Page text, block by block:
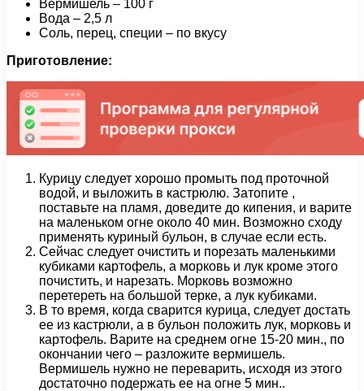
Вермишель – 100 г
Вода – 2,5 л
Соль, перец, специи – по вкусу
Приготовление:
Курицу следует хорошо промыть под проточной
водой, и выложить в кастрюлю. Затопите ,
поставьте на пламя, доведите до кипения, и варите
на маленьком огне около 40 мин. Возможно сходу
применять куриный бульон, в случае если есть.
Сейчас следует очистить и порезать маленькими
кубиками картофель, а морковь и лук кроме этого
почистить, и нарезать. Морковь возможно
перетереть на большой терке, а лук кубиками.
В то время, когда сварится курица, следует достать
ее из кастрюли, а в бульон положить лук, морковь и
картофель. Варите на среднем огне 15-20 мин., по
окончании чего – разложите вермишель.
Вермишель нужно не переварить, исходя из этого
достаточно подержать ее на огне 5 мин..